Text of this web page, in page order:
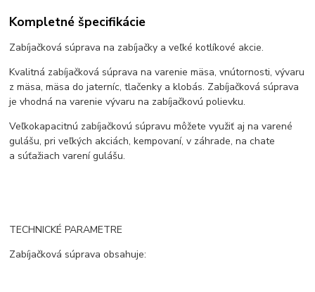
Kompletné špecifikácie
Zabíjačková súprava na zabíjačky a veľké kotlíkové akcie.
Kvalitná zabíjačková súprava na varenie mäsa, vnútornosti, vývaru
z mäsa, mäsa do jaterníc, tlačenky a klobás. Zabíjačková súprava
je vhodná na varenie vývaru na zabíjačkovú polievku.
Veľkokapacitnú zabíjačkovú súpravu môžete využiť aj na varené
gulášu, pri veľkých akciách, kempovaní, v záhrade, na chate
a súťažiach varení gulášu.
TECHNICKÉ PARAMETRE
Zabíjačková súprava obsahuje: